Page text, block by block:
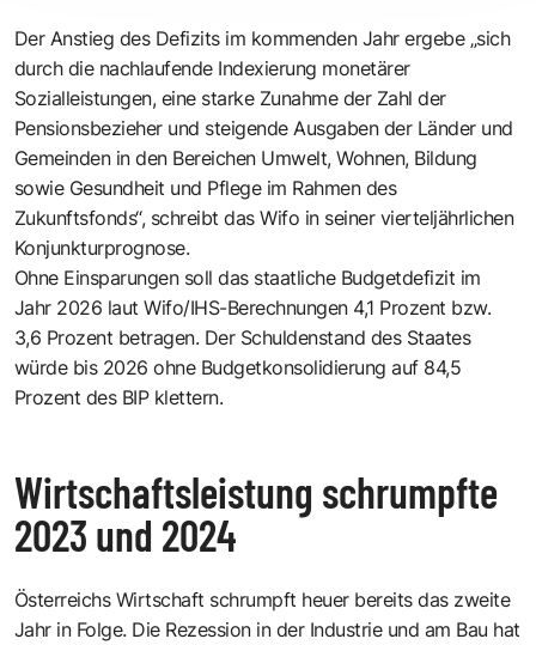
Der Anstieg des Defizits im kommenden Jahr ergebe „sich
durch die nachlaufende Indexierung monetärer
Sozialleistungen, eine starke Zunahme der Zahl der
Pensionsbezieher und steigende Ausgaben der Länder und
Gemeinden in den Bereichen Umwelt, Wohnen, Bildung
sowie Gesundheit und Pflege im Rahmen des
Zukunftsfonds“, schreibt das Wifo in seiner vierteljährlichen
Konjunkturprognose.
Ohne Einsparungen soll das staatliche Budgetdefizit im
Jahr 2026 laut Wifo/IHS-Berechnungen 4,1 Prozent bzw.
3,6 Prozent betragen. Der Schuldenstand des Staates
würde bis 2026 ohne Budgetkonsolidierung auf 84,5
Prozent des BIP klettern.
Wirtschaftsleistung schrumpfte
2023 und 2024
Österreichs Wirtschaft schrumpft heuer bereits das zweite
Jahr in Folge. Die Rezession in der Industrie und am Bau hat